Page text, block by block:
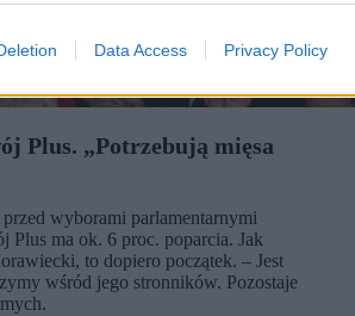
Data Access Privacy Policy
Plus. „Potrzebują mięsa
wyborami parlamentarnymi
Plus ma ok. 6 proc. poparcia. Jak
to dopiero początek. – Jest
wśród jego stronników. Pozostaje